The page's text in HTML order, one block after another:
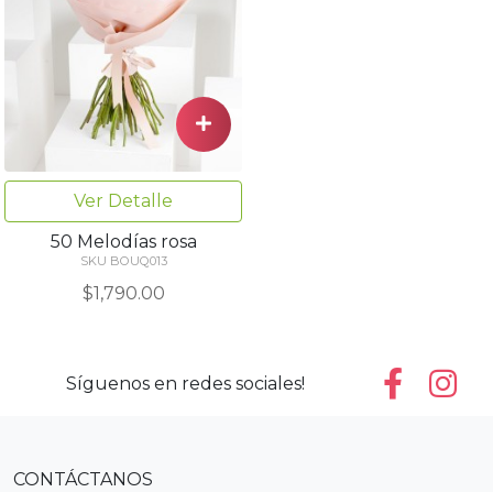
Ver Detalle
50 Melodías rosa
SKU BOUQ013
$1,790.00
Síguenos en redes sociales!
CONTÁCTANOS